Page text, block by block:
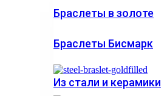
Браслеты в золоте
Браслеты Бисмарк
Из стали и керамики